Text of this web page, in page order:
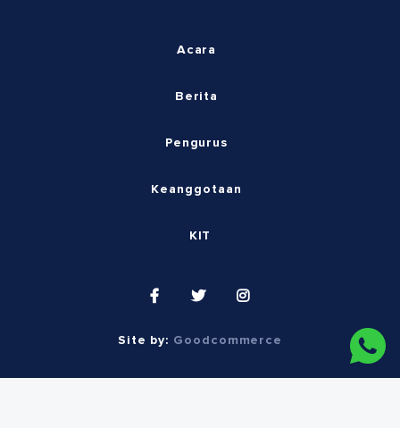
Acara
Berita
Pengurus
Keanggotaan
KIT
Site by: Goodcommerce